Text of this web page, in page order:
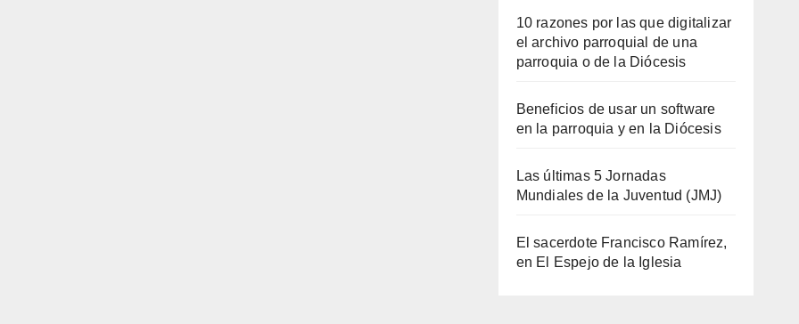
10 razones por las que digitalizar
el archivo parroquial de una
parroquia o de la Diócesis
Beneficios de usar un software
en la parroquia y en la Diócesis
Las últimas 5 Jornadas
Mundiales de la Juventud (JMJ)
El sacerdote Francisco Ramírez,
en El Espejo de la Iglesia